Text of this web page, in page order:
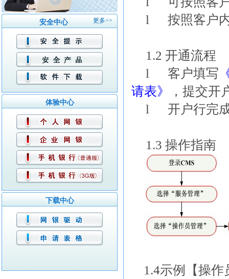
更多>>
安全中心
体验中心
下载中心
l
按照客户
1.2 开通流程
l
客户填写
请表》
，提交开
l
开户行完
1.3 操作指南
1.4示例【操作